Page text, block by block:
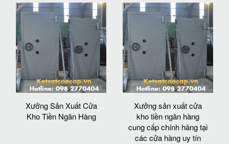
Xưởng Sản Xuất Cửa
Kho Tiền Ngân Hàng
Xưởng sản xuất cửa
kho tiền ngân hàng
cung cấp chính hãng tại
các cửa hàng uy tín